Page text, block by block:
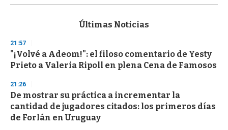
s
d
s
o
f
3
s
e
c
o
Últimas Noticias
21:57
"¡Volvé a Adeom!": el filoso comentario de Yesty
Prieto a Valeria Ripoll en plena Cena de Famosos
21:26
De mostrar su práctica a incrementar la
cantidad de jugadores citados: los primeros días
de Forlán en Uruguay